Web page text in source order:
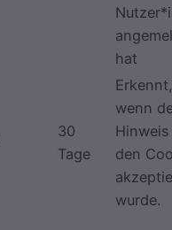
hat
30
Tage
Erkennt,
wenn
den
wurde.